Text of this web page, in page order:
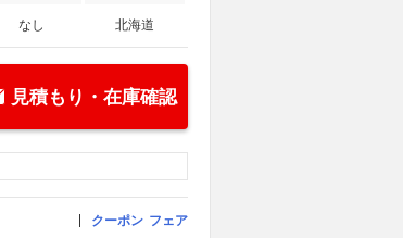
なし 北海道
見積もり・在庫確認
クーポン フェア